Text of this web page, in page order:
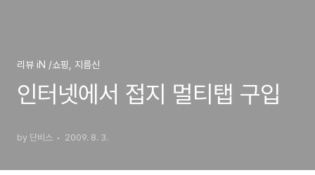
리뷰 iN /쇼핑, 지름신
인터넷에서 접지 멀티탭 구입
by 단비스 2009. 8. 3.